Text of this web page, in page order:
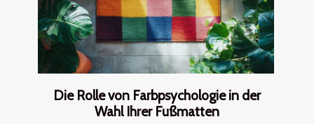
Die Rolle von Farbpsychologie in der
Wahl Ihrer Fußmatten